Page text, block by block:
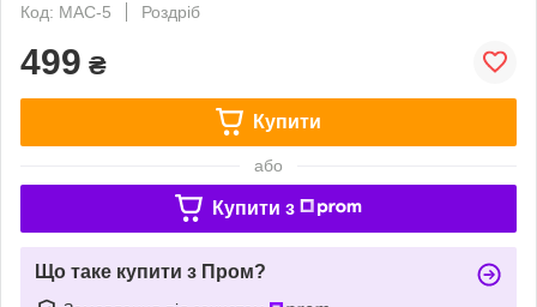
Код: МАС-5
Роздріб
499 ₴
Купити
або
Купити з
Що таке купити з Пром?